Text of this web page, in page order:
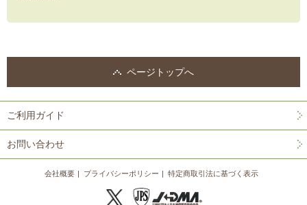
ページトップへ
ご利用ガイド
お問い合わせ
会社概要 プライバシーポリシー 特定商取引法に基づく表示